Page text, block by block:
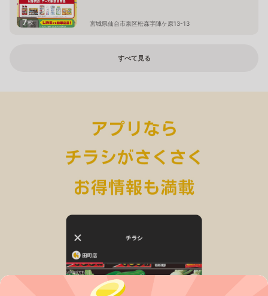
7枚 宮城県仙台市泉区松森字陣ケ原13-13
すべて見る